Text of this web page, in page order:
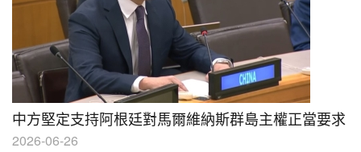
中方堅定支持阿根廷對馬爾維納斯群島主權正當要求
2026-06-26